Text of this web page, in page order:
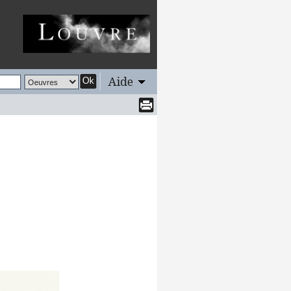
Ok Aide